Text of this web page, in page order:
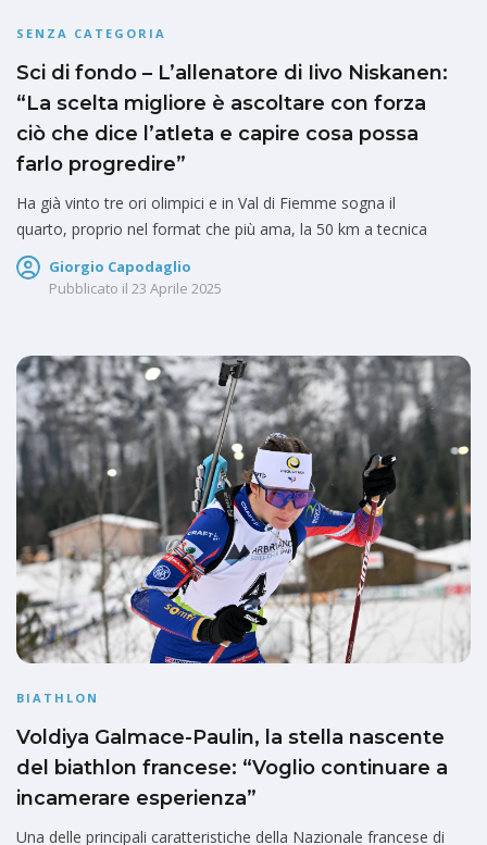
SENZA CATEGORIA
Sci di fondo – L’allenatore di Iivo Niskanen:
“La scelta migliore è ascoltare con forza
ciò che dice l’atleta e capire cosa possa
farlo progredire”
Ha già vinto tre ori olimpici e in Val di Fiemme sogna il
quarto, proprio nel format che più ama, la 50 km a tecnica
Giorgio Capodaglio
Pubblicato il 23 Aprile 2025
BIATHLON
Voldiya Galmace-Paulin, la stella nascente
del biathlon francese: “Voglio continuare a
incamerare esperienza”
Una delle principali caratteristiche della Nazionale francese di